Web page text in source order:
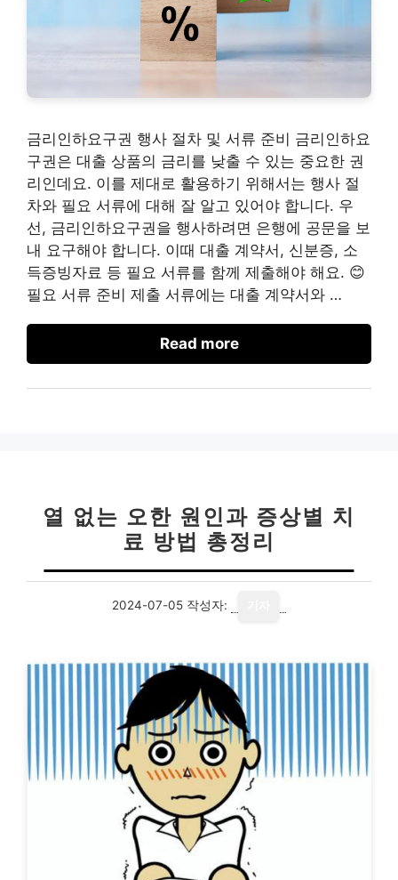
금리인하요구권 행사 절차 및 서류 준비 금리인하요
구권은 대출 상품의 금리를 낮출 수 있는 중요한 권
리인데요. 이를 제대로 활용하기 위해서는 행사 절
차와 필요 서류에 대해 잘 알고 있어야 합니다. 우
선, 금리인하요구권을 행사하려면 은행에 공문을 보
내 요구해야 합니다. 이때 대출 계약서, 신분증, 소
득증빙자료 등 필요 서류를 함께 제출해야 해요. 😊
필요 서류 준비 제출 서류에는 대출 계약서와 …
Read more
열 없는 오한 원인과 증상별 치
료 방법 총정리
2024-07-05 작성자: